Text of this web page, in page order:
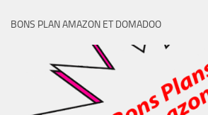
BONS PLAN AMAZON ET DOMADOO